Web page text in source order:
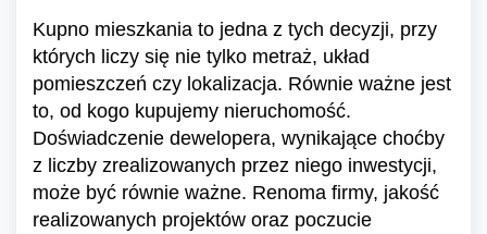
Kupno mieszkania to jedna z tych decyzji, przy
których liczy się nie tylko metraż, układ
pomieszczeń czy lokalizacja. Równie ważne jest
to, od kogo kupujemy nieruchomość.
Doświadczenie dewelopera, wynikające choćby
z liczby zrealizowanych przez niego inwestycji,
może być równie ważne. Renoma firmy, jakość
realizowanych projektów oraz poczucie